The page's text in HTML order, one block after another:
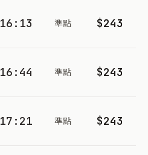
16:13 準點 $243
16:44 準點 $243
17:21 準點 $243